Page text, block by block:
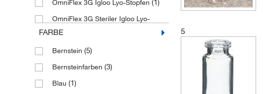
OmniFlex 3G Igloo Lyo-Stopfen (1)
OmniFlex 3G Steriler Igloo Lyo-
Stopfen(3)
(4)
OmniFlex 3G steril(2)
Schraubverschluss
FARBE
Bernstein (5)
Bernsteinfarben (3)
Blau (1)
5